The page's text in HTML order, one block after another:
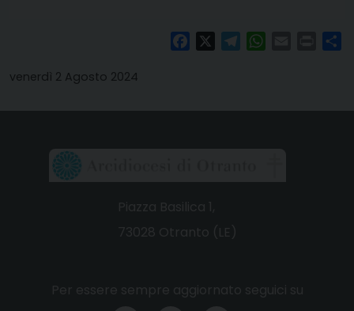
FacebookTelegramWhatsAppPrint
venerdì 2 Agosto 2024